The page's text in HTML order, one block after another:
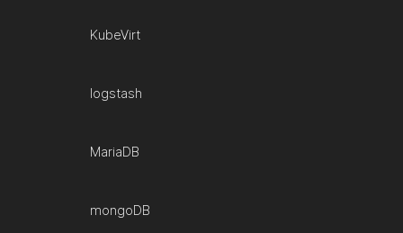
KubeVirt
logstash
MariaDB
mongoDB